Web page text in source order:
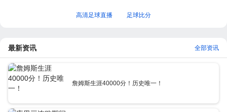
高清足球直播 足球比分
最新资讯 全部资讯
詹姆斯生涯40000分！历史唯一！